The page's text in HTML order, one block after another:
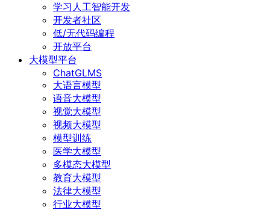
学习人工智能开发
开发者社区
低/无代码编程
开放平台
大模型平台
ChatGLMS
大语言模型
语音大模型
视觉大模型
视频大模型
模型训练
医学大模型
多模态大模型
教育大模型
法律大模型
行业大模型